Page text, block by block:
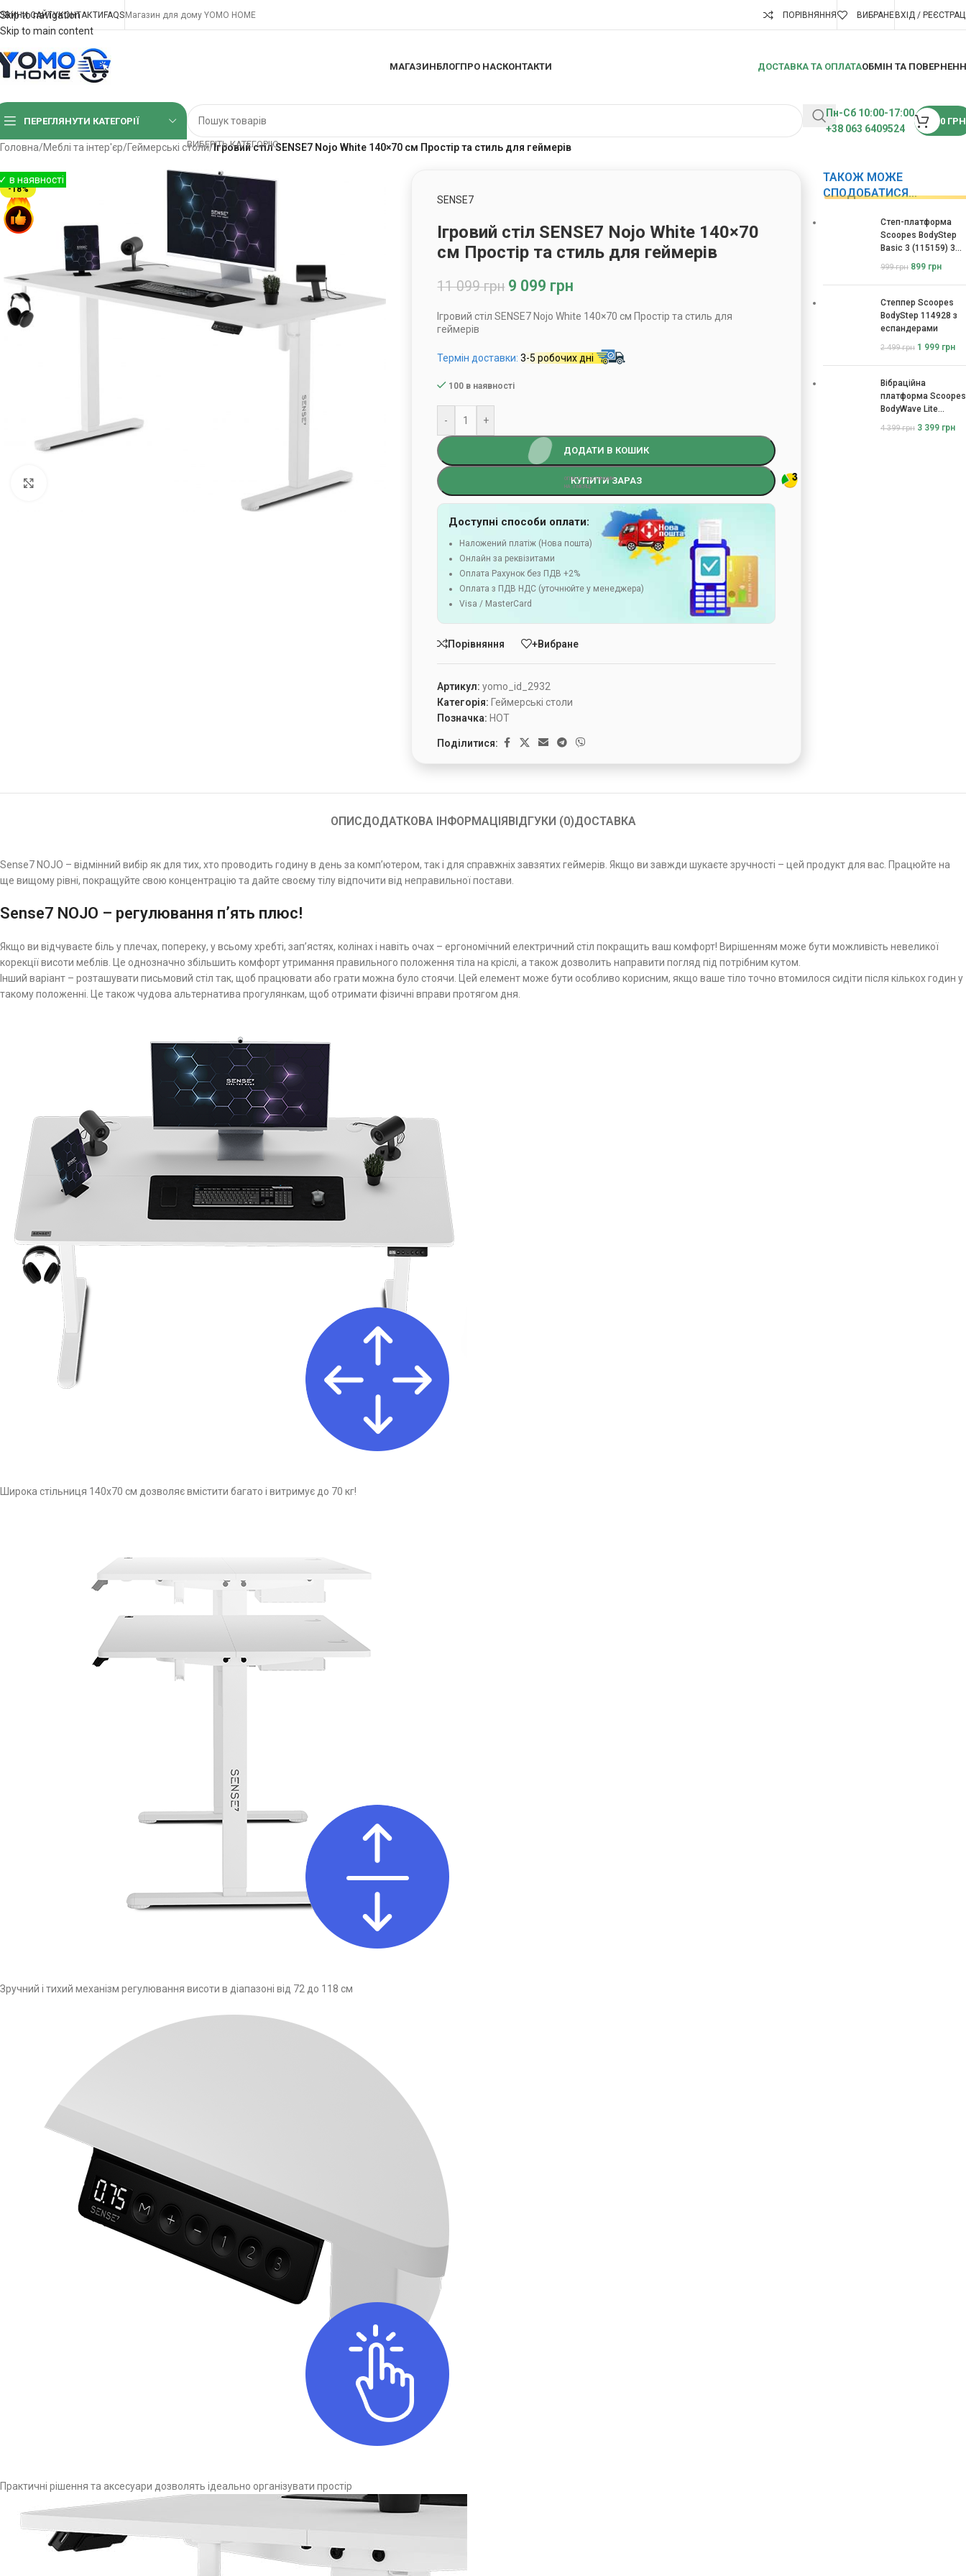
Skip to navigation
Skip to main content
САЙТУКОНТАКТИFAQSМагазин для дому YOMO HOME ПОРІВНЯННЯ ВИБРАНЕВХІД /
МАГАЗИНБЛОГПРО НАСКОНТАКТИ ДОСТАВКА ТА ОПЛАТАОБМІН ТА
ПЕРЕГЛЯНУТИ КАТЕГОРІЇ
ВИБЕРІТЬ КАТЕГОРІЮ
Пн-Сб 10:00-17:00
+38 063 6409524
0 ГРН
Головна/Меблі та інтер'єр/Геймерські столи/Ігровий стіл SENSE7 Nojo White 140×70 см Простір та стиль для геймерів
-18%
SENSE7
Ігровий стіл SENSE7 Nojo White 140×70
см Простір та стиль для геймерів
11 099грн 9 099 грн
Ігровий стіл SENSE7 Nojo White 140×70 см Простір та стиль для
геймерів
Термін доставки:3-5 робочих дні
100 в наявності
- +
ДОДАТИ В КОШИК
КУПИТИ ЗАРАЗ
Доступні способи оплати:
Наложений платіж (Нова пошта)
Онлайн за реквізитами
Оплата Рахунок без ПДВ +2%
Оплата з ПДВ НДС (уточнюйте у менеджера)
Visa / MasterCard
Порівняння +Вибране
Артикул:yomo_id_2932
Категорія: Геймерські столи
Позначка: HOT
Поділитися:
ТАКОЖ МОЖЕ
СПОДОБАТИСЯ…
Степ-платформа
Scoopes BodyStep
Basic 3 (115159) 3
999грн 899 грн
Степпер Scoopes
BodyStep 114928 з
еспандерами
2 499грн 1 999 грн
Вібраційна
платформа Scoopes
BodyWave Lite
4 399грн 3 399 грн
ОПИСДОДАТКОВА ІНФОРМАЦІЯВІДГУКИ (0)ДОСТАВКА
Sense7 NOJO – відмінний вибір як для тих, хто проводить годину в день за комп’ютером, так і для справжніх завзятих геймерів. Якщо ви завжди шукаєте зручності – цей продукт для вас. Працюйте на
ще вищому рівні, покращуйте свою концентрацію та дайте своєму тілу відпочити від неправильної постави.
Sense7 NOJO – регулювання п’ять плюс!
Якщо ви відчуваєте біль у плечах, попереку, у всьому хребті, зап’ястях, колінах і навіть очах – ергономічний електричний стіл покращить ваш комфорт! Вирішенням може бути можливість невеликої
корекції висоти меблів. Це однозначно збільшить комфорт утримання правильного положення тіла на кріслі, а також дозволить направити погляд під потрібним кутом.
Інший варіант – розташувати письмовий стіл так, щоб працювати або грати можна було стоячи. Цей елемент може бути особливо корисним, якщо ваше тіло точно втомилося сидіти після кількох годин у
такому положенні. Це також чудова альтернатива прогулянкам, щоб отримати фізичні вправи протягом дня.
Широка стільниця 140х70 см дозволяє вмістити багато і витримує до 70 кг!
Зручний і тихий механізм регулювання висоти в діапазоні від 72 до 118 см
Практичні рішення та аксесуари дозволять ідеально організувати простір